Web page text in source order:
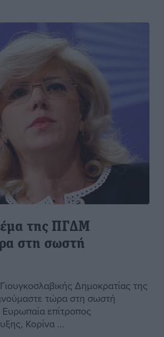
της ΠΓΔΜ
στη σωστή
Δημοκρατίας της
τώρα στη σωστή
επίτροπος
Κορίνα ...